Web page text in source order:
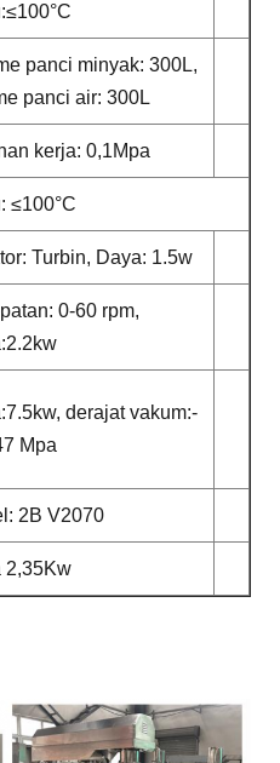
panci minyak: 300L,
panci air: 300L
kerja: 0,1Mpa
≤100°C
Turbin, Daya: 1.5w
0-60 rpm,
derajat vakum:-
Mpa
2B V2070
2,35Kw